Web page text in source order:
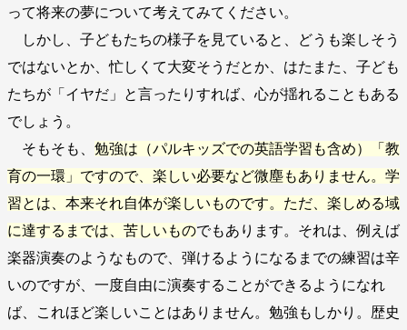
って将来の夢について考えてみてください。
しかし、子どもたちの様子を見ていると、どうも楽しそう
ではないとか、忙しくて大変そうだとか、はたまた、子ども
たちが「イヤだ」と言ったりすれば、心が揺れることもある
でしょう。
そもそも、 勉強は（パルキッズでの英語学習も含め）「教
育の一環」ですので、楽しい必要など微塵もありません。学
習とは、本来それ自体が楽しいものです。ただ、楽しめる域
に達するまでは、苦しいものでもあります。それは、例えば
楽器演奏のようなもので、弾けるようになるまでの練習は辛
いのですが、一度自由に演奏することができるようになれ
ば、これほど楽しいことはありません。勉強もしかり。歴史